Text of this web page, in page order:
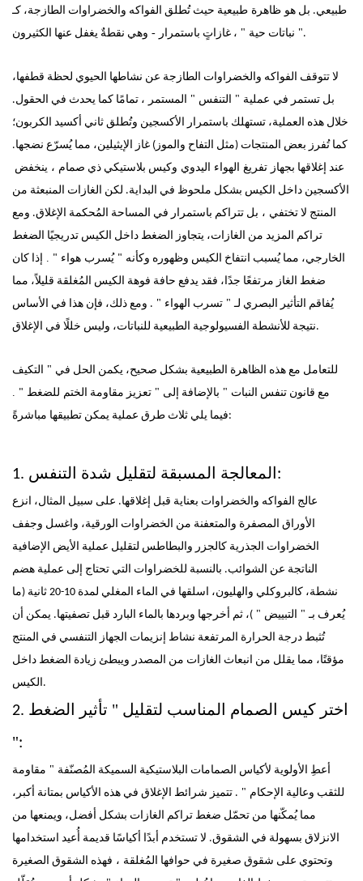
طبيعي. بل هو ظاهرة طبيعية حيث تُطلق الفواكه والخضراوات الطازجة، كـ
" نباتات حية " ، غازاتٍ باستمرار - وهي نقطةٌ يغفل عنها الكثيرون.
لا تتوقف الفواكه والخضراوات الطازجة عن نشاطها الحيوي لحظة قطفها،
بل تستمر في عملية " التنفس " المستمر ، تمامًا كما يحدث في الحقول.
خلال هذه العملية، تستهلك باستمرار الأكسجين وتُطلق ثاني أكسيد الكربون؛
كما تُفرز بعض المنتجات (مثل التفاح والموز) غاز الإيثيلين، مما يُسرّع نضجها.
عند إغلاقها بجهاز تفريغ الهواء اليدوي وكيس بلاستيكي ذي صمام ، ينخفض ​​
الأكسجين داخل الكيس بشكل ملحوظ في البداية. لكن الغازات المنبعثة من
المنتج لا تختفي ، بل تتراكم باستمرار في المساحة المُحكمة الإغلاق. ومع
تراكم المزيد من الغازات، يتجاوز الضغط داخل الكيس تدريجيًا الضغط
الخارجي، مما يُسبب انتفاخ الكيس وظهوره وكأنه " يُسرب هواء "
. إذا كان
ضغط الغاز مرتفعًا جدًا، فقد يدفع حافة فوهة الكيس المُغلقة قليلاً، مما
يُفاقم التأثير البصري لـ " تسرب الهواء " . ومع ذلك، فإن هذا في الأساس
نتيجة للأنشطة الفسيولوجية الطبيعية للنباتات، وليس خللًا في الإغلاق.
للتعامل مع هذه الظاهرة الطبيعية بشكل صحيح، يكمن الحل في " التكيف
مع قانون تنفس النبات " بالإضافة إلى " تعزيز مقاومة الختم للضغط "
.
فيما يلي ثلاث طرق عملية يمكن تطبيقها مباشرةً:
1. المعالجة المسبقة لتقليل شدة التنفس:
عالج الفواكه والخضراوات بعناية قبل إغلاقها. على سبيل المثال، انزع
الأوراق المصفرة والمتعفنة من الخضراوات الورقية، واغسل وجفف
الخضراوات الجذرية كالجزر والبطاطس لتقليل عملية الأيض الإضافية
الناتجة عن الشوائب. بالنسبة للخضراوات التي تحتاج إلى عملية هضم
نشطة، كالبروكلي والهليون، اسلقها في الماء المغلي لمدة 10-20 ثانية (ما
يُعرف بـ " التبييض " )، ثم أخرجها وبردها بالماء البارد قبل تصفيتها. يمكن أن
تُثبط درجة الحرارة المرتفعة نشاط إنزيمات الجهاز التنفسي في المنتج
مؤقتًا، مما يقلل من انبعاث الغازات من المصدر ويبطئ زيادة الضغط داخل
الكيس.
2. اختر كيس الصمام المناسب لتقليل " تأثير الضغط
":
أعطِ الأولوية لأكياس الصمامات البلاستيكية السميكة المُصنّفة " مقاومة
للثقب وعالية الإحكام " . تتميز شرائط الإغلاق في هذه الأكياس بمتانة أكبر،
مما يُمكّنها من تحمّل ضغط تراكم الغازات بشكل أفضل، ويمنعها من
الانزلاق بسهولة في الشقوق. لا تستخدم أبدًا أكياسًا قديمة أُعيد استخدامها
وتحتوي على شقوق صغيرة في حوافها المُغلقة ، فهذه الشقوق الصغيرة